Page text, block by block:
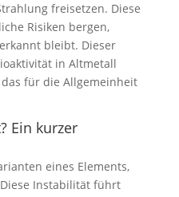
freisetzen. Diese
Risiken bergen,
bleibt. Dieser
in Altmetall
für die Allgemeinheit
Ein kurzer
eines Elements,
Instabilität führt